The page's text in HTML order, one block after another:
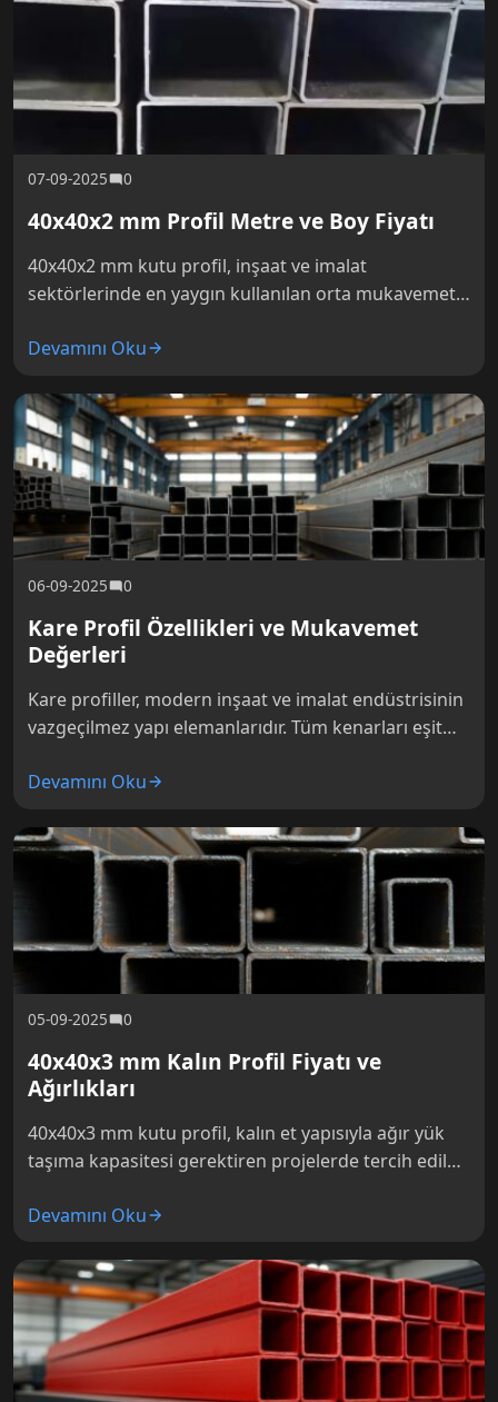
07-09-2025 0
40x40x2 mm Profil Metre ve Boy Fiyatı
40x40x2 mm kutu profil, inşaat ve imalat
sektörlerinde en yaygın kullanılan orta mukavemetli
ekonomik fiyat hem de yeterli…
Devamını Oku
06-09-2025 0
Kare Profil Özellikleri ve Mukavemet
Değerleri
Kare profiller, modern inşaat ve imalat endüstrisinin
vazgeçilmez yapı elemanlarıdır. Tüm kenarları eşit
sayesinde yük dağılımında üstün performans
Devamını Oku
05-09-2025 0
40x40x3 mm Kalın Profil Fiyatı ve
Ağırlıkları
40x40x3 mm kutu profil, kalın et yapısıyla ağır yük
taşıma kapasitesi gerektiren projelerde tercih edilen
standart 1.5…
Devamını Oku